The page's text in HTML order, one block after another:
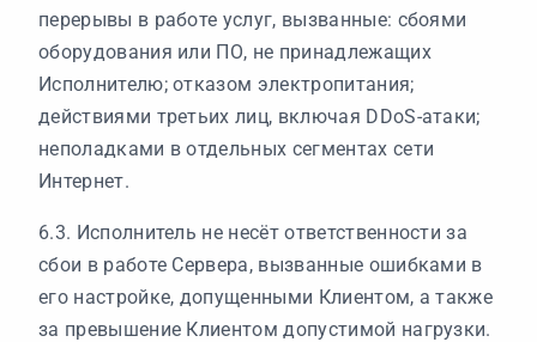
перерывы в работе услуг, вызванные: сбоями
оборудования или ПО, не принадлежащих
Исполнителю; отказом электропитания;
действиями третьих лиц, включая DDoS-атаки;
неполадками в отдельных сегментах сети
Интернет.
6.3. Исполнитель не несёт ответственности за
сбои в работе Сервера, вызванные ошибками в
его настройке, допущенными Клиентом, а также
за превышение Клиентом допустимой нагрузки.